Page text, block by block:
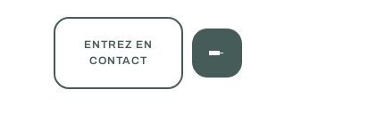
ENTREZ EN
CONTACT